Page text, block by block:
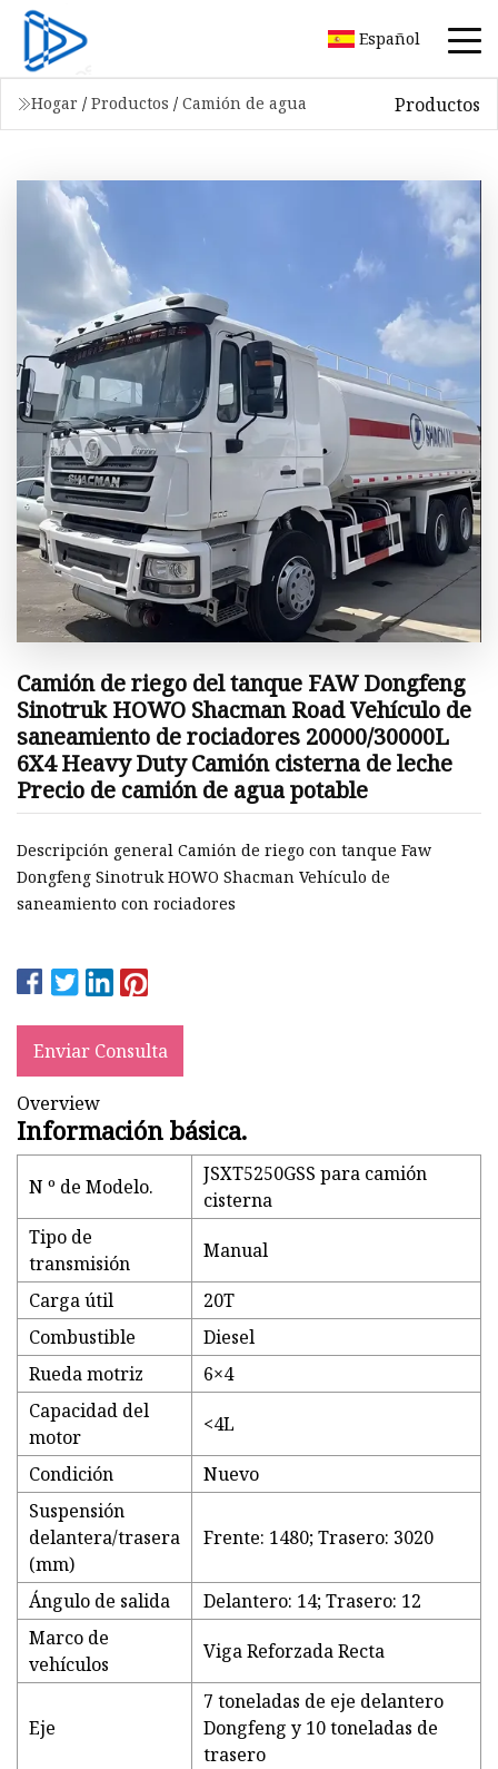
Español
Hogar / Productos / Camión de agua Productos
Camión de riego del tanque FAW Dongfeng
Sinotruk HOWO Shacman Road Vehículo de
saneamiento de rociadores 20000/30000L
6X4 Heavy Duty Camión cisterna de leche
Precio de camión de agua potable
Descripción general Camión de riego con tanque Faw
Dongfeng Sinotruk HOWO Shacman Vehículo de
saneamiento con rociadores
Enviar Consulta
Overview
Información básica.
N º de Modelo.
JSXT5250GSS para camión
cisterna
Tipo de
transmisión
Manual
Carga útil
20T
Combustible
Diesel
Rueda motriz
6×4
Capacidad del
motor
<4L
Condición
Nuevo
Suspensión
delantera/trasera
(mm)
Frente: 1480; Trasero: 3020
Ángulo de salida
Delantero: 14; Trasero: 12
Marco de
vehículos
Viga Reforzada Recta
Eje
7 toneladas de eje delantero
Dongfeng y 10 toneladas de
trasero